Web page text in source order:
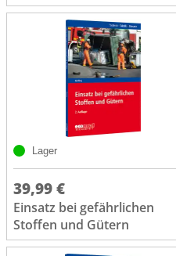
Lager
39,99 €
Einsatz bei gefährlichen
Stoffen und Gütern